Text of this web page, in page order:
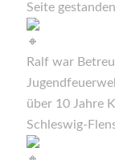
Seite
Ralf war
über 10 Jahre
Schleswig-